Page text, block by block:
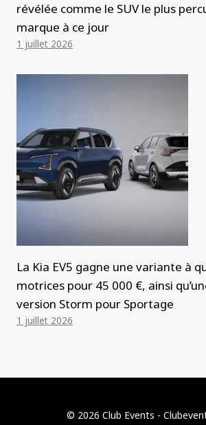
révélée comme le SUV le plus
marque à ce jour
1 juillet 2026
La Kia EV5 gagne une variante à
motrices pour 45 000 €, ainsi
version Storm pour Sportage
1 juillet 2026
© 2026 Club Events -